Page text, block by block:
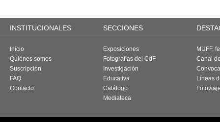
INSTITUCIONALES SECCIONES
Inicio
Quiénes somos
Suscripción
FAQ
Contacto
Exposiciones
Fotografías del CdF
Investigación
Educativa
Catálogo
Mediateca
MUFF,
Canal
Líneas